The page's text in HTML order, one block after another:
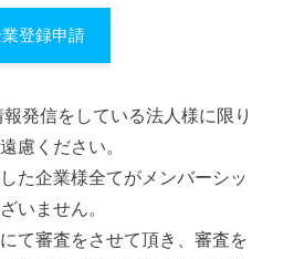
登録申請
発信をしている法人様に限り
慮ください。
た企業様全てがメンバーシッ
いません。
て審査をさせて頂き、審査を